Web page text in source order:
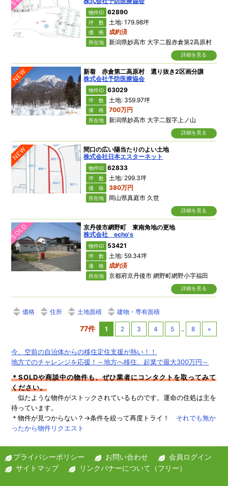
物件ID 62890
坪 数 土地: 179.98坪
価 格 成約済
所在地 新潟県妙高市 大字二股赤倉第2高原村
詳細を見る
NEW
新着 赤倉第二高原村 選り抜き2区画分譲
株式会社予防医療協会
物件ID 63029
坪 数 土地: 359.97坪
価 格 700万円
所在地 新潟県妙高市 大字二股字上ノ山
詳細を見る
NEW
間口の広い陽当たりのよい土地
株式会社日本エスターネット
物件ID 62833
坪 数 土地: 299.3坪
価 格 380万円
所在地 岡山県真庭市 久世
詳細を見る
SOLD
京丹後市網野町 東南角地の更地
株式会社 echo's
物件ID 53421
坪 数 土地: 59.34坪
価 格 成約済
所在地 京都府京丹後市 網野町網野小字福田
詳細を見る
価格 住所 土地面積 建物・専有面積
77件 1 2 3 4 5 .. 8 »
今、空前の自治体からの移住定住支援が熱い！！
地方でのチャレンジを応援！～地方へ移住、起業で最大300万円～
＊SOLDや商談中の物件も、ぜひ業者にコンタクトを取ってみて
ください。
似たような物件がストックされているものです。運命の住処は主を
待っています。
＊物件が見つからない？→条件を絞って再度トライ！ それでも無か
ったから物件リクエスト
プライバシーポリシー お問い合わせ
会員ログイン
サイトマップ
リンクバナーについて（フリー）